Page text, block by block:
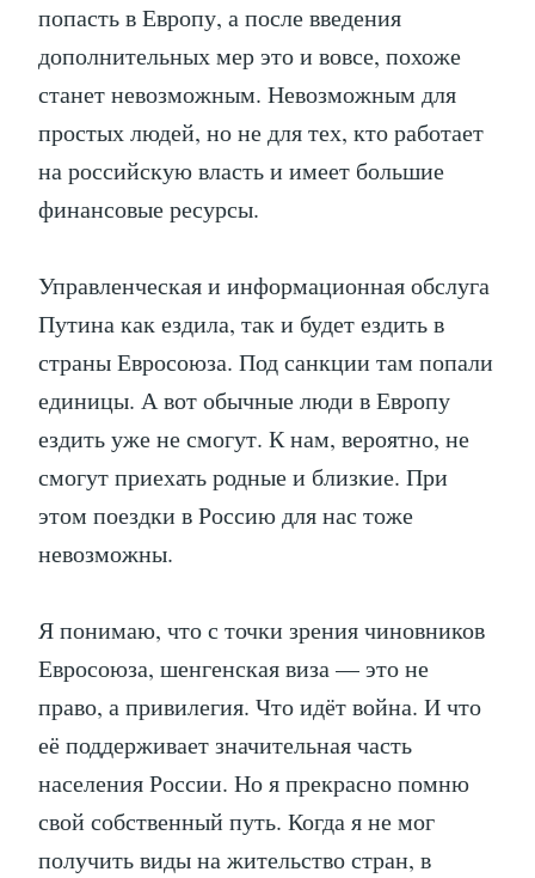
попасть в Европу, а после введения
дополнительных мер это и вовсе, похоже
станет невозможным. Невозможным для
простых людей, но не для тех, кто работает
на российскую власть и имеет большие
финансовые ресурсы.
Управленческая и информационная обслуга
Путина как ездила, так и будет ездить в
страны Евросоюза. Под санкции там попали
единицы. А вот обычные люди в Европу
ездить уже не смогут. К нам, вероятно, не
смогут приехать родные и близкие. При
этом поездки в Россию для нас тоже
невозможны.
Я понимаю, что с точки зрения чиновников
Евросоюза, шенгенская виза — это не
право, а привилегия. Что идёт война. И что
её поддерживает значительная часть
населения России. Но я прекрасно помню
свой собственный путь. Когда я не мог
получить виды на жительство стран, в